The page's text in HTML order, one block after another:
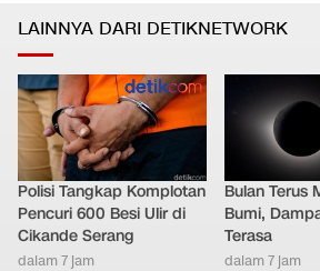
LAINNYA DARI DETIKNETWORK
Polisi Tangkap Komplotan
Pencuri 600 Besi Ulir di
Cikande Serang
dalam 7 jam
Bulan Terus
Bumi,
Terasa
dalam 7 jam